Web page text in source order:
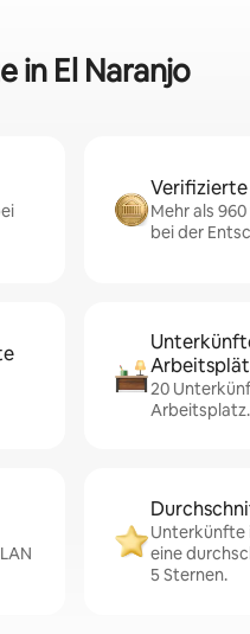
in El Naranjo
Mehr als
bei der
20
Arbeitsplatz.
Unterkünfte
eine
5 Sternen.